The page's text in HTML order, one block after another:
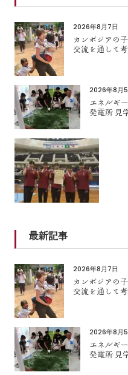
2026年8月7日
カンボジアの
交流を通して
2026年8月5
エネルギ
発電所 見
最新記事
2026年8月7日
カンボジアの
交流を通して
2026年8月5
エネルギ
発電所 見